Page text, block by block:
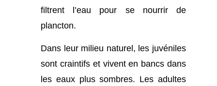
filtrent l’eau pour se nourrir de
plancton.
Dans leur milieu naturel, les juvéniles
sont craintifs et vivent en bancs dans
les eaux plus sombres. Les adultes